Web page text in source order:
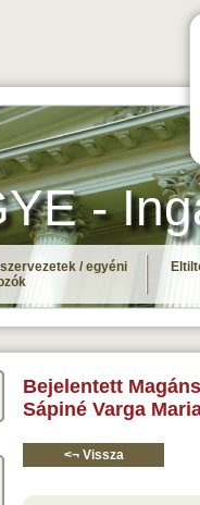
-
/ egyéni
Bejelentett
Sápiné Varga
<¬ Vissza